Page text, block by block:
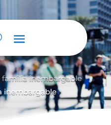
inembargable
inembargable